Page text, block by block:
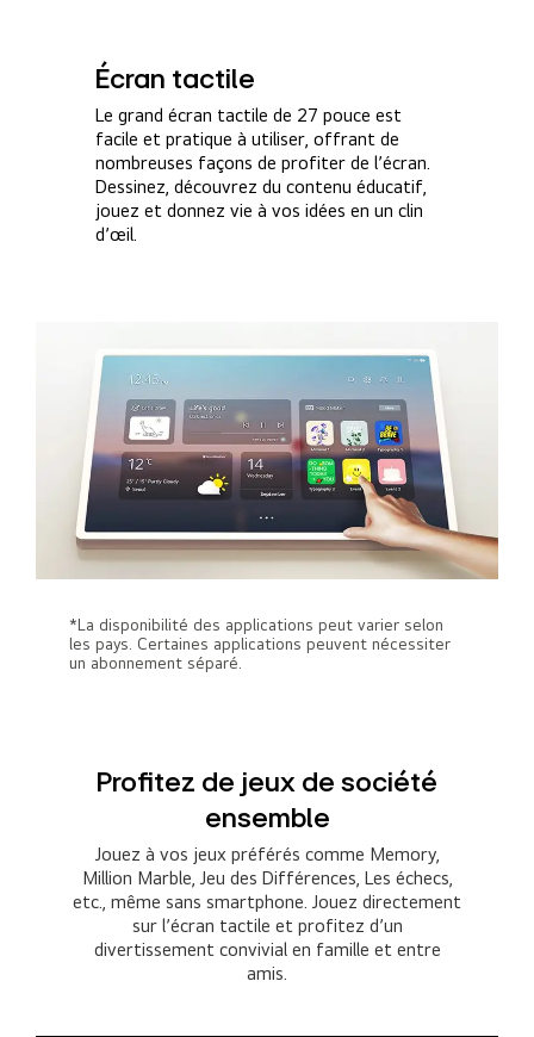
Écran tactile
Le grand écran tactile de 27 pouce est
facile et pratique à utiliser, offrant de
nombreuses façons de profiter de l’écran.
Dessinez, découvrez du contenu éducatif,
jouez et donnez vie à vos idées en un clin
d’œil.
*La disponibilité des applications peut varier selon
les pays. Certaines applications peuvent nécessiter
un abonnement séparé.
Profitez de jeux de société
ensemble
Jouez à vos jeux préférés comme Memory,
Million Marble, Jeu des Différences, Les échecs,
etc., même sans smartphone. Jouez directement
sur l’écran tactile et profitez d’un
divertissement convivial en famille et entre
amis.